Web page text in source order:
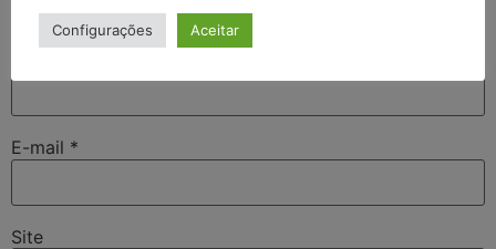
E-mail *
Site
Configurações Aceitar